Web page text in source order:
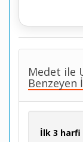
Medet ile
İlk 3 harfi